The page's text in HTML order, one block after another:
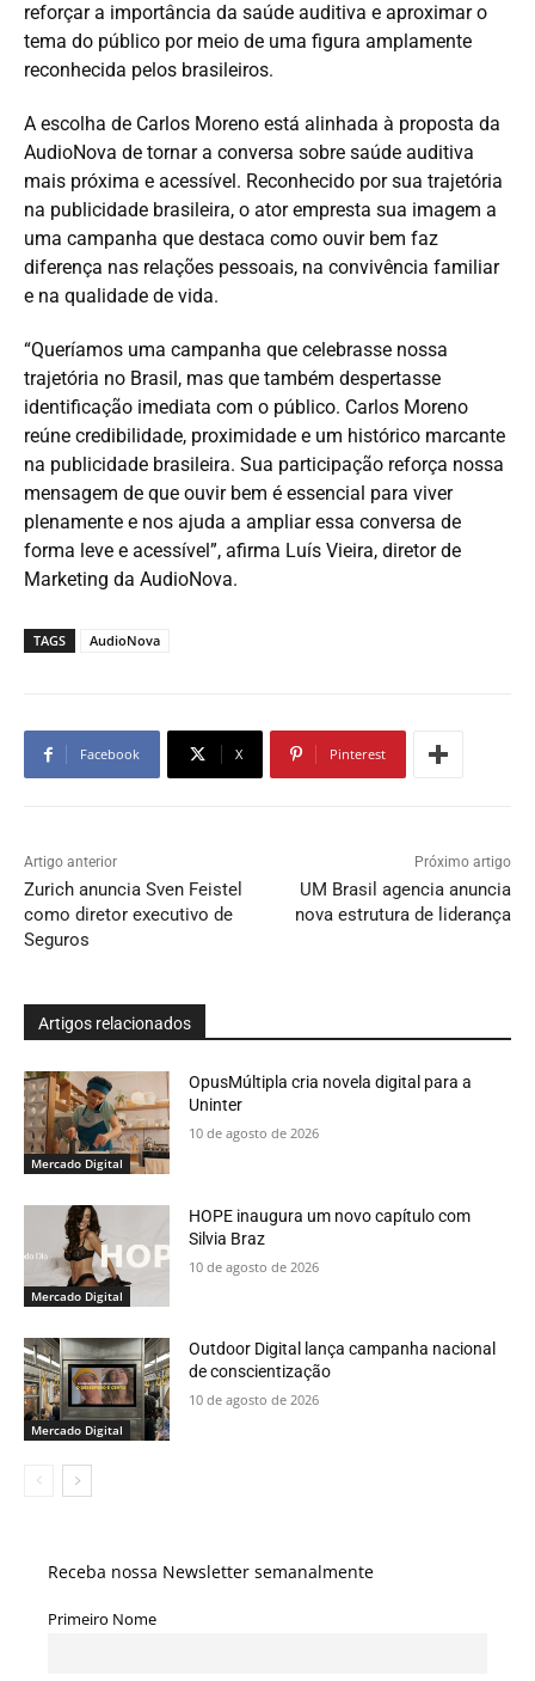
reforçar a importância da saúde auditiva e aproximar o
tema do público por meio de uma figura amplamente
reconhecida pelos brasileiros.
A escolha de Carlos Moreno está alinhada à proposta da
AudioNova de tornar a conversa sobre saúde auditiva
mais próxima e acessível. Reconhecido por sua trajetória
na publicidade brasileira, o ator empresta sua imagem a
uma campanha que destaca como ouvir bem faz
diferença nas relações pessoais, na convivência familiar
e na qualidade de vida.
“Queríamos uma campanha que celebrasse nossa
trajetória no Brasil, mas que também despertasse
identificação imediata com o público. Carlos Moreno
reúne credibilidade, proximidade e um histórico marcante
na publicidade brasileira. Sua participação reforça nossa
mensagem de que ouvir bem é essencial para viver
plenamente e nos ajuda a ampliar essa conversa de
forma leve e acessível”, afirma Luís Vieira, diretor de
Marketing da AudioNova.
TAGS AudioNova
Facebook X Pinterest
Artigo anterior
Zurich anuncia Sven Feistel
como diretor executivo de
Seguros
Próximo artigo
UM Brasil agencia anuncia
nova estrutura de liderança
Artigos relacionados
Mercado Digital
OpusMúltipla cria novela digital para a
Uninter
10 de agosto de 2026
Mercado Digital
HOPE inaugura um novo capítulo com
Silvia Braz
10 de agosto de 2026
Mercado Digital
Outdoor Digital lança campanha nacional
de conscientização
10 de agosto de 2026
Receba nossa Newsletter semanalmente
Primeiro Nome